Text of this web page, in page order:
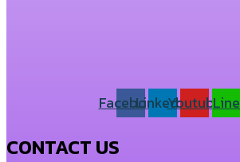
FacebookLinkedinYoutubeLine
CONTACT US